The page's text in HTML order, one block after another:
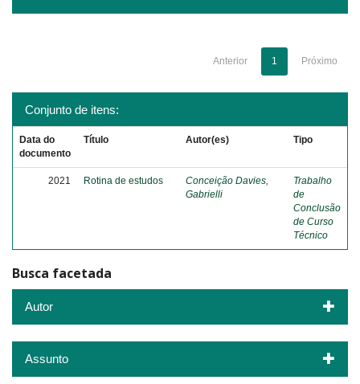
Anterior 1 Próximo
Conjunto de itens:
Data do
documento
Título Autor(es) Tipo
2021 Rotina de estudos
Conceição Davies,
Gabrielli
Trabalho
de
Conclusão
de Curso
Técnico
Busca facetada
Autor
Assunto